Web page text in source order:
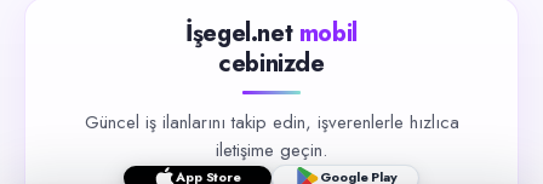
İşegel.net mobil
cebinizde
Güncel iş ilanlarını takip edin, işverenlerle hızlıca
iletişime geçin.
App Store Google Play